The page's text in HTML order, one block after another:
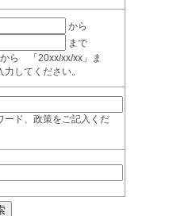
から
まで
ら 「20xx/xx/xx」ま
してください。
ド、政策をご記入くだ